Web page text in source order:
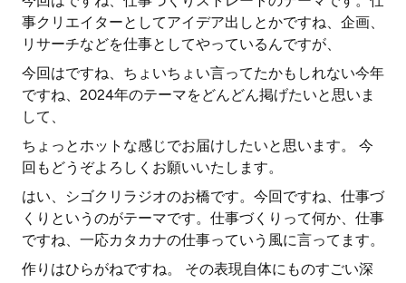
事クリエイターとしてアイデア出しとかですね、企画、
リサーチなどを仕事としてやっているんですが、
今回はですね、ちょいちょい言ってたかもしれない今年
ですね、2024年のテーマをどんどん掲げたいと思いま
して、
ちょっとホットな感じでお届けしたいと思います。 今
回もどうぞよろしくお願いいたします。
はい、シゴクリラジオのお橋です。今回ですね、仕事づ
くりというのがテーマです。仕事づくりって何か、仕事
ですね、一応カタカナの仕事っていう風に言ってます。
作りはひらがねですね。 その表現自体にものすごい深